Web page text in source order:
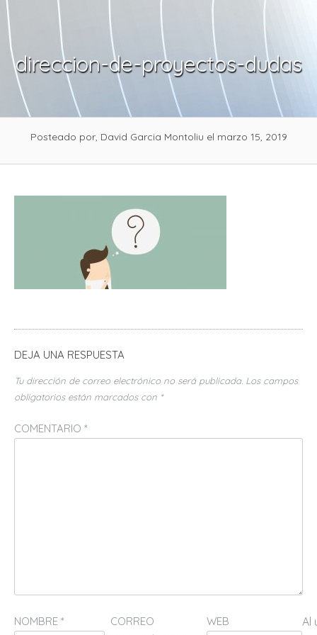
Skip
to
content
direccion-de-proyectos-dudas
Posteado por, David Garcia Montoliu el marzo 15, 2019
DEJA UNA RESPUESTA
Tu dirección de correo electrónico no será publicada. Los campos
obligatorios están marcados con *
COMENTARIO *
NOMBRE *
CORREO
WEB
Al